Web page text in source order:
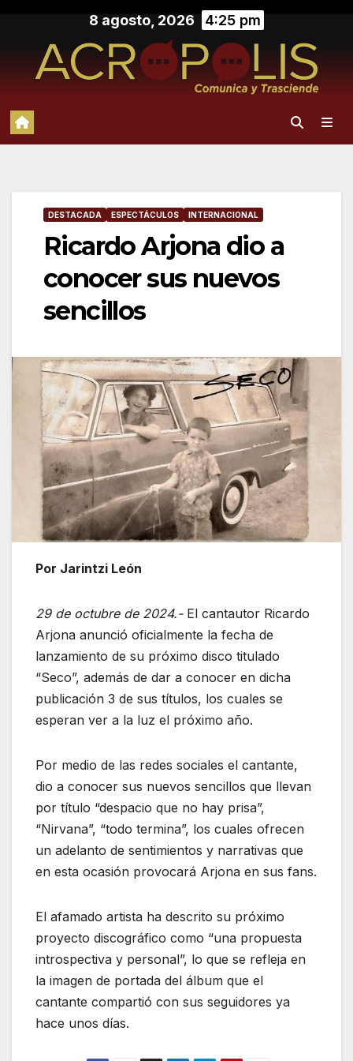
contenido
8 agosto, 2026 4:25 pm
DESTACADA ESPECTÁCULOS INTERNACIONAL
Ricardo Arjona dio a
conocer sus nuevos
sencillos
Por Jarintzi León
29 de octubre de 2024.-El cantautor Ricardo
Arjona anunció oficialmente la fecha de
lanzamiento de su próximo disco titulado
“Seco”, además de dar a conocer en dicha
publicación 3 de sus títulos, los cuales se
esperan ver a la luz el próximo año.
Por medio de las redes sociales el cantante,
dio a conocer sus nuevos sencillos que llevan
por título “despacio que no hay prisa”,
“Nirvana”, “todo termina”, los cuales ofrecen
un adelanto de sentimientos y narrativas que
en esta ocasión provocará Arjona en sus fans.
El afamado artista ha descrito su próximo
proyecto discográfico como “una propuesta
introspectiva y personal”, lo que se refleja en
la imagen de portada del álbum que el
cantante compartió con sus seguidores ya
hace unos días.